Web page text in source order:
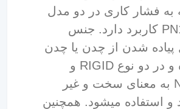
به فشار کاری در دو مدل
PN10 و PN16 کاربرد دارد. جنس
پیاده شدن از چدن یا چدن
داکتیل بوده و در دو نوع RIGID و
NONRIGID به معنای سخت و غیر
و استفاده میشود. همچنین